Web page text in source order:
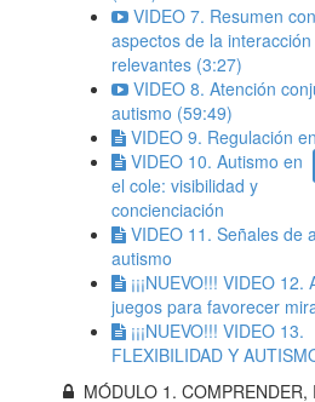
VIDEO 7. Resumen
aspectos de la
relevantes (3:27)
VIDEO 8. Atención
autismo (59:49)
VIDEO 9. Regulación
VIDEO 10. Autismo en
el cole: visibilidad y
concienciación
VIDEO 11. Señales de
autismo
¡¡¡NUEVO!!! VIDEO 12.
juegos para favorecer
¡¡¡NUEVO!!! VIDEO 13.
FLEXIBILIDAD Y
MÓDULO 1. COMPRENDER,